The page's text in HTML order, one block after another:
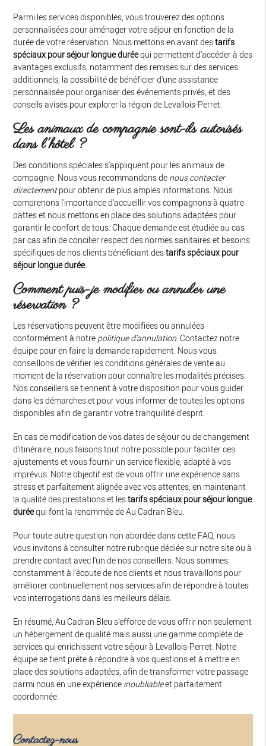
Parmi les services disponibles, vous trouverez des options
personnalisées pour aménager votre séjour en fonction de la
durée de votre réservation. Nous mettons en avant destarifs
spéciaux pour séjour longue duréequi permettent d'accéder à des
avantages exclusifs, notamment des remises sur des services
additionnels, la possibilité de bénéficier d'une assistance
personnalisée pour organiser des événements privés, et des
conseils avisés pour explorer la région de Levallois-Perret.
Les animaux de compagnie sont-ils autorisés
dans l'hôtel ?
Des conditions spéciales s'appliquent pour les animaux de
compagnie. Nous vous recommandons de nous contacter
directementpour obtenir de plus amples informations. Nous
comprenons l'importance d'accueillir vos compagnons à quatre
pattes et nous mettons en place des solutions adaptées pour
garantir le confort de tous. Chaque demande est étudiée au cas
par cas afin de concilier respect des normes sanitaires et besoins
spécifiques de nos clients bénéficiant destarifs spéciaux pour
séjour longue durée.
Comment puis-je modifier ou annuler une
réservation ?
Les réservations peuvent être modifiées ou annulées
conformément à notre politique d'annulation. Contactez notre
équipe pour en faire la demande rapidement. Nous vous
conseillons de vérifier les conditions générales de vente au
moment de la réservation pour connaître les modalités précises.
Nos conseillers se tiennent à votre disposition pour vous guider
dans les démarches et pour vous informer de toutes les options
disponibles afin de garantir votre tranquillité d'esprit.
En cas de modification de vos dates de séjour ou de changement
d'itinéraire, nous faisons tout notre possible pour faciliter ces
ajustements et vous fournir un service flexible, adapté à vos
imprévus. Notre objectif est de vous offrir une expérience sans
stress et parfaitement alignée avec vos attentes, en maintenant
la qualité des prestations et lestarifs spéciaux pour séjour longue
duréequi font la renommée de Au Cadran Bleu.
Pour toute autre question non abordée dans cette FAQ, nous
vous invitons à consulter notre rubrique dédiée sur notre site ou à
prendre contact avec l'un de nos conseillers. Nous sommes
constamment à l'écoute de nos clients et nous travaillons pour
améliorer continuellement nos services afin de répondre à toutes
vos interrogations dans les meilleurs délais.
En résumé, Au Cadran Bleu s'efforce de vous offrir non seulement
un hébergement de qualité mais aussi une gamme complète de
services qui enrichissent votre séjour à Levallois-Perret. Notre
équipe se tient prête à répondre à vos questions et à mettre en
place des solutions adaptées, afin de transformer votre passage
parmi nous en une expérience inoubliableet parfaitement
coordonnée.
Contactez-nous